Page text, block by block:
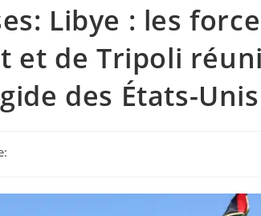
Libye : les
et de Tripoli
des États-Unis